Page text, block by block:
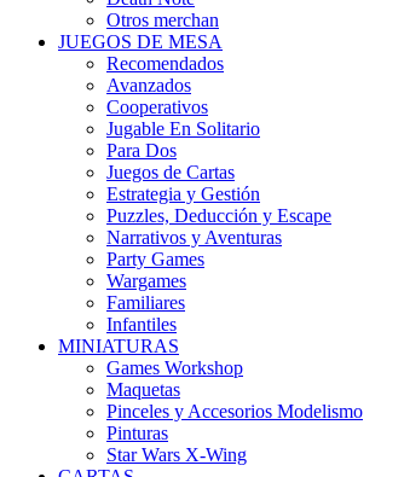
Otros merchan
JUEGOS DE MESA
Recomendados
Avanzados
Cooperativos
Jugable En Solitario
Para Dos
Juegos de Cartas
Estrategia y Gestión
Puzzles, Deducción y Escape
Narrativos y Aventuras
Party Games
Wargames
Familiares
Infantiles
MINIATURAS
Games Workshop
Maquetas
Pinceles y Accesorios Modelismo
Pinturas
Star Wars X-Wing